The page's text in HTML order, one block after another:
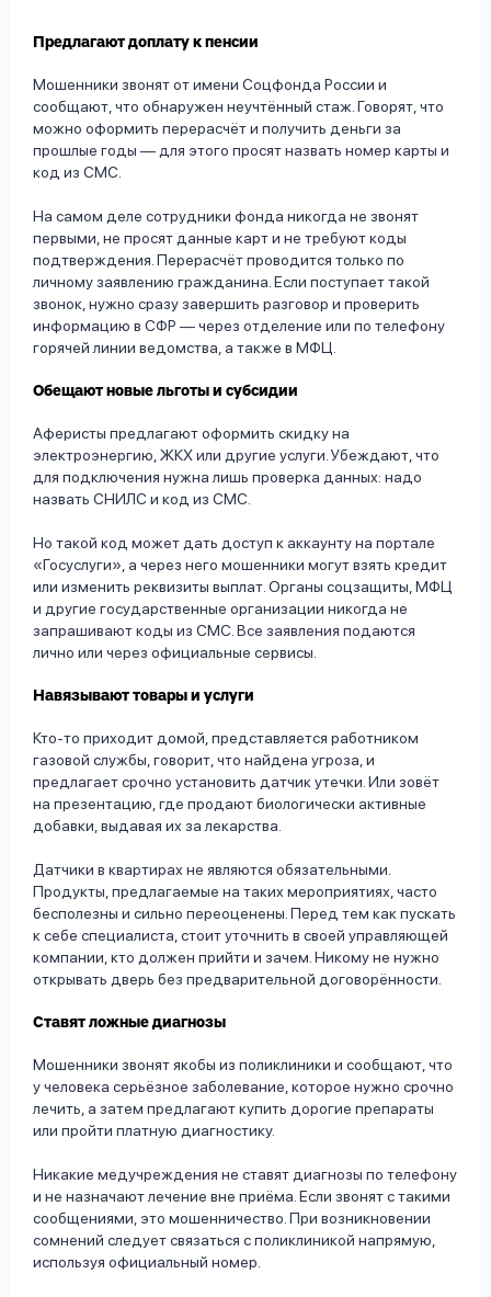
Предлагают доплату к пенсии
Мошенники звонят от имени Соцфонда России и
сообщают, что обнаружен неучтённый стаж. Говорят, что
можно оформить перерасчёт и получить деньги за
прошлые годы — для этого просят назвать номер карты и
код из СМС.
На самом деле сотрудники фонда никогда не звонят
первыми, не просят данные карт и не требуют коды
подтверждения. Перерасчёт проводится только по
личному заявлению гражданина. Если поступает такой
звонок, нужно сразу завершить разговор и проверить
информацию в СФР — через отделение или по телефону
горячей линии ведомства, а также в МФЦ.
Обещают новые льготы и субсидии
Аферисты предлагают оформить скидку на
электроэнергию, ЖКХ или другие услуги. Убеждают, что
для подключения нужна лишь проверка данных: надо
назвать СНИЛС и код из СМС.
Но такой код может дать доступ к аккаунту на портале
«Госуслуги», а через него мошенники могут взять кредит
или изменить реквизиты выплат. Органы соцзащиты, МФЦ
и другие государственные организации никогда не
запрашивают коды из СМС. Все заявления подаются
лично или через официальные сервисы.
Навязывают товары и услуги
Кто-то приходит домой, представляется работником
газовой службы, говорит, что найдена угроза, и
предлагает срочно установить датчик утечки. Или зовёт
на презентацию, где продают биологически активные
добавки, выдавая их за лекарства.
Датчики в квартирах не являются обязательными.
Продукты, предлагаемые на таких мероприятиях, часто
бесполезны и сильно переоценены. Перед тем как пускать
к себе специалиста, стоит уточнить в своей управляющей
компании, кто должен прийти и зачем. Никому не нужно
открывать дверь без предварительной договорённости.
Ставят ложные диагнозы
Мошенники звонят якобы из поликлиники и сообщают, что
у человека серьёзное заболевание, которое нужно срочно
лечить, а затем предлагают купить дорогие препараты
или пройти платную диагностику.
Никакие медучреждения не ставят диагнозы по телефону
и не назначают лечение вне приёма. Если звонят с такими
сообщениями, это мошенничество. При возникновении
сомнений следует связаться с поликлиникой напрямую,
используя официальный номер.